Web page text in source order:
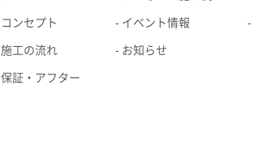
コンセプト
施工の流れ
保証・アフター
イベント情報
お知らせ